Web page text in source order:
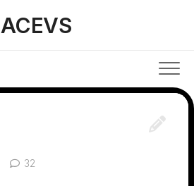
ACEVS
32